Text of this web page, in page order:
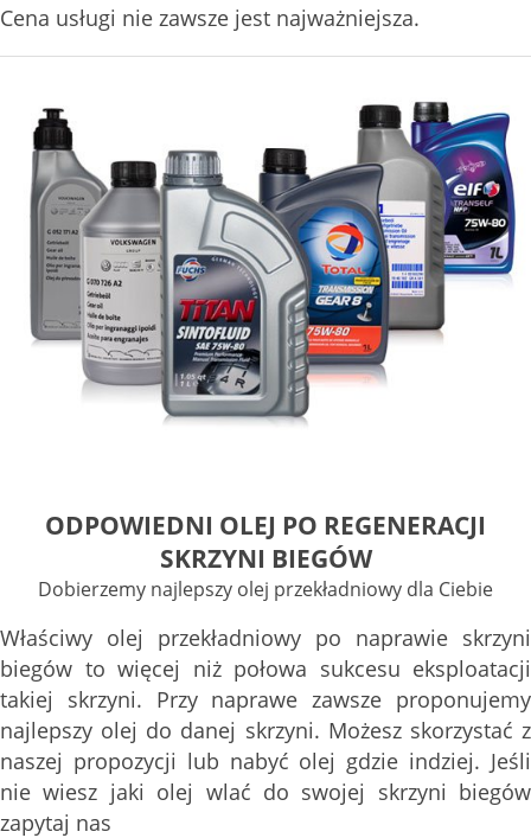
Cena usługi nie zawsze jest najważniejsza.
ODPOWIEDNI OLEJ PO REGENERACJI
SKRZYNI BIEGÓW
Dobierzemy najlepszy olej przekładniowy dla Ciebie
Właściwy olej przekładniowy po naprawie skrzyni
biegów to więcej niż połowa sukcesu eksploatacji
takiej skrzyni. Przy naprawe zawsze proponujemy
najlepszy olej do danej skrzyni. Możesz skorzystać z
naszej propozycji lub nabyć olej gdzie indziej. Jeśli
nie wiesz jaki olej wlać do swojej skrzyni biegów
zapytaj nas